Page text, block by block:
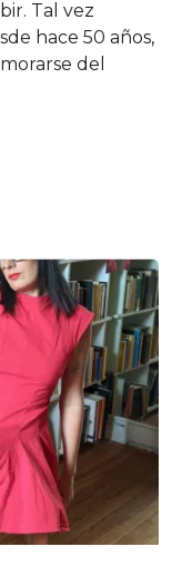
Tal vez
hace 50 años,
del